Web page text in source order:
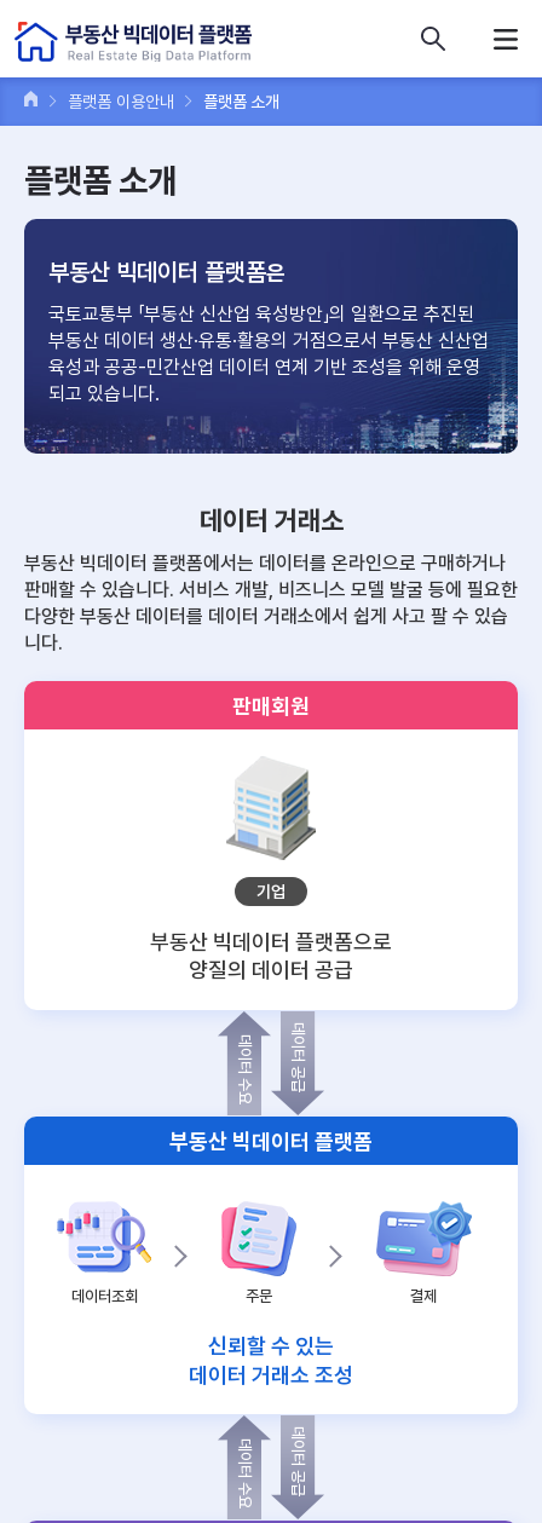
플랫폼 이용안내 플랫폼 소개
플랫폼 소개
부동산 빅데이터 플랫폼은
국토교통부 「부동산 신산업 육성방안」의 일환으로 추진된
부동산 데이터 생산·유통·활용의 거점으로서 부동산 신산업
육성과 공공-민간산업 데이터 연계 기반 조성을 위해 운영
되고 있습니다.
데이터 거래소
부동산 빅데이터 플랫폼에서는 데이터를 온라인으로 구매하거나
판매할 수 있습니다. 서비스 개발, 비즈니스 모델 발굴 등에 필요한
다양한 부동산 데이터를 데이터 거래소에서 쉽게 사고 팔 수 있습
니다.
판매회원
기업
부동산 빅데이터 플랫폼으로
양질의 데이터 공급
데이터 공급
데이터 수요
부동산 빅데이터 플랫폼
데이터조회 주문 결제
신뢰할 수 있는
데이터 거래소 조성
데이터 공급
데이터 수요